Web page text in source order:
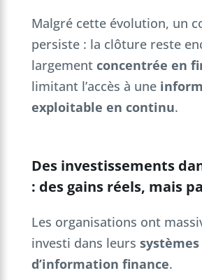
Malgré cette évolution, un
persiste : la clôture reste
largement concentrée en
limitant l’accès à une
exploitable en continu.
Des investissements
: des gains réels, mais
Les organisations ont
investi dans leurs systèmes
d’information finance.